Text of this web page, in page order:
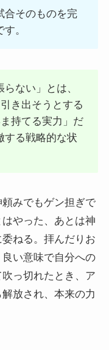
合そのものを完
。
ない」とは、
き出そうとする
持てる実力」だ
する戦略的な状
みでもゲン担ぎで
やった、あとは神
ねる。拝んだりお
い意味で自分への
っ切れたとき、ア
放され、本来の力